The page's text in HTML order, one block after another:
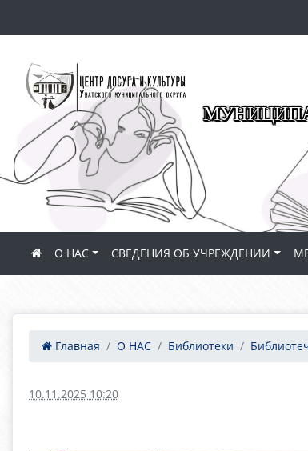
О НАС СВЕДЕНИЯ ОБ УЧРЕЖДЕНИИ
Главная О НАС Библиотеки
10.11.2025 10:20